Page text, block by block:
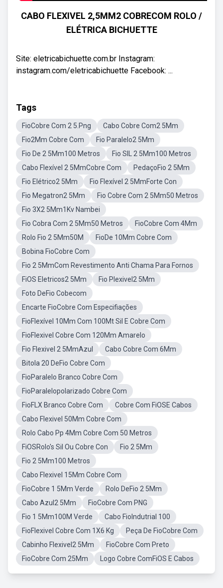
CABO FLEXIVEL 2,5MM2 COBRECOM ROLO /
ELÉTRICA BICHUETTE
Site: eletricabichuette.com.br Instagram:
instagram.com/eletricabichuette Facebook: ...
Tags
FioCobre Com 2 5.Png
Cabo Cobre Com2 5Mm
Fio2Mm Cobre Com
Fio Paralelo2 5Mm
Fio De 2 5Mm100 Metros
Fio SIL 2 5Mm100 Metros
Cabo Flexível 2 5MmCobre Com
PedaçoFio 2 5Mm
Fio Elétrico2 5Mm
Fio Flexível 2 5MmForte Con
Fio Megatron2 5Mm
Fio Cobre Com 2 5Mm50 Metros
Fio 3X2 5Mm1Kv Nambei
Fio Cobra Com 2 5Mm50 Metros
FioCobre Com 4Mm
Rolo Fio 2 5Mm50M
FioDe 10Mm Cobre Com
Bobina FioCobre Com
Fio 2 5MmCom Revestimento Anti Chama Para Fornos
FiOS Eletricos2 5Mm
Fio Plexivel2 5Mm
Foto DeFio Cobecom
Encarte FioCobre Com Especifiações
FioFlexível 10Mm Com 100Mt Sil E Cobre Com
FioFlexivel Cobre Com 120Mm Amarelo
Fio Flexivel 2 5MmAzul
Cabo Cobre Com 6Mm
Bitola 20 DeFio Cobre Com
FioParalelo Branco Cobre Com
FioParalelopolarizado Cobre Com
FioFLX Branco Cobre Com
Cobre Com FiOSE Cabos
Cabo Flexivel 50Mm Cobre Com
Rolo Cabo Pp 4Mm Cobre Com 50 Metros
FiOSRolo's Sil Ou Cobre Con
Fio 2 5Mm
Fio 2 5Mm100 Metros
Cabo Flexivel 15Mm Cobre Com
FioCobre 1 5Mm Verde
Rolo DeFio 2 5Mm
Cabo Azul2 5Mm
FioCobre Com PNG
Fio 1 5Mm100M Verde
Cabo FioIndutrial 100
FioFlexivel Cobre Com 1X6 Kg
Peça De FioCobre Com
Cabinho Flexivel2 5Mm
FioCobre Com Preto
FioCobre Com 25Mm
Logo Cobre ComFiOS E Cabos